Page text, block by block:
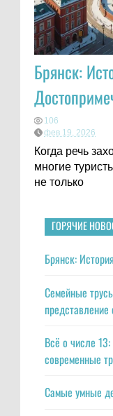
Брянск:
106
фев 19, 2026
Когда речь
многие
не только
ГОРЯЧИЕ
Брянск:
Семейные
Всё о числе
современные
Самые умные